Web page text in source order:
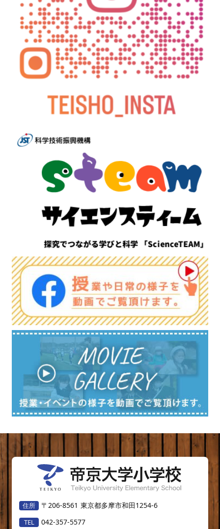
〒206-8561 東京都多摩市和田1254-6
042-357-5577